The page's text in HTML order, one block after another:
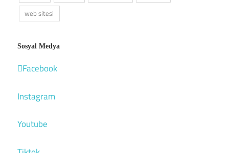
web sitesi
Sosyal Medya
Facebook
Instagram
Youtube